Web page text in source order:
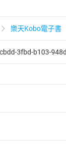
樂天Kobo電子書
3fbd-b103-
1項後段暨通訊